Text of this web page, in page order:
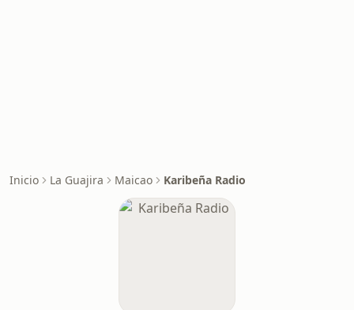
Inicio La Guajira Maicao Karibeña Radio